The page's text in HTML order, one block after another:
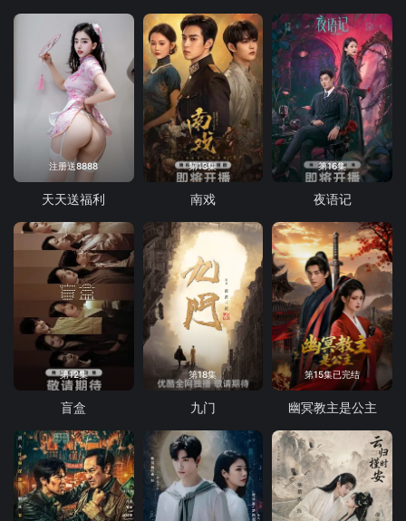
注册送8888
天天送福利
第13集
南戏
第16集
夜语记
第12集
盲盒
第18集
九门
第15集已完结
幽冥教主是公主